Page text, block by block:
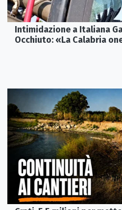
Intimidazione a Italiana
Occhiuto: «La Calabria